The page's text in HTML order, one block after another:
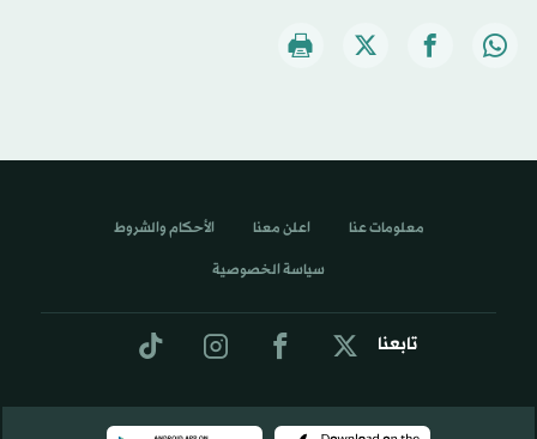
تابعنا
معلومات عنا اعلن معنا الأحكام والشروط
سياسة الخصوصية